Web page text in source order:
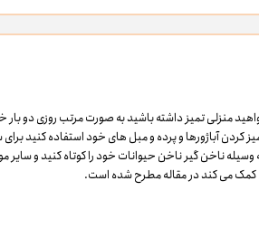
منزلی تمیز داشته باشید به صورت مرتب روزی دو بار
کردن آباژورها و پرده و مبل های خود استفاده کنید
ناخن گیر ناخن حیوانات خود را کوتاه کنید و سایر
کمک می کند در مقاله مطرح شده است.